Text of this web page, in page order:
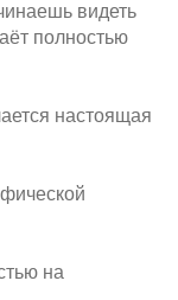
видеть
полностью
настоящая
на